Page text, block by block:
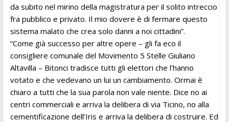
da subito nel mirino della magistratura per il solito intreccio
fra pubblico e privato. Il mio dovere è di fermare questo
sistema malato che crea solo danni a noi cittadini”.
“Come già successo per altre opere – gli fa eco il
consigliere comunale del Movimento 5 Stelle Giuliano
Altavilla – Bitonci tradisce tutti gli elettori che l’hanno
votato e che vedevano un lui un cambiamento. Ormai è
chiaro a tutti che la sua parola non vale niente. Dice no ai
centri commerciali e arriva la delibera di via Ticino, no alla
cementificazione dell’Iris e arriva la delibera di costruire. Ed